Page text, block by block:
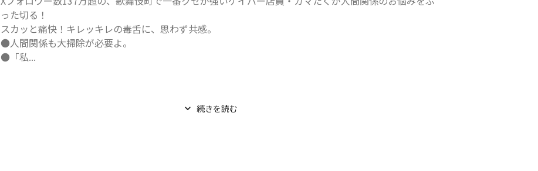
った切る！
スカッと痛快！キレッキレの毒舌に、思わず共感。
●人間関係も大掃除が必要よ。
●「私...
続きを読む